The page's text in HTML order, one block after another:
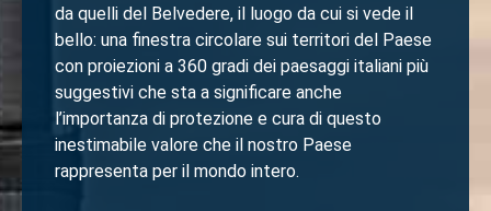
da quelli del Belvedere, il luogo da cui si vede il
bello: una finestra circolare sui territori del Paese
con proiezioni a 360 gradi dei paesaggi italiani più
suggestivi che sta a significare anche
l’importanza di protezione e cura di questo
inestimabile valore che il nostro Paese
rappresenta per il mondo intero.